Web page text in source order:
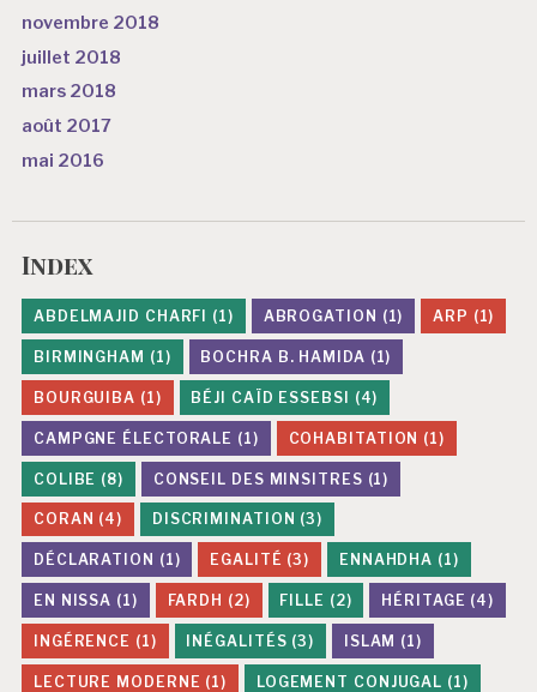
novembre 2018
juillet 2018
mars 2018
août 2017
mai 2016
Index
ABDELMAJID CHARFI (1) ABROGATION (1) ARP (1)
BIRMINGHAM (1) BOCHRA B. HAMIDA (1)
BOURGUIBA (1) BÉJI CAÏD ESSEBSI (4)
CAMPGNE ÉLECTORALE (1) COHABITATION (1)
COLIBE (8) CONSEIL DES MINSITRES (1)
CORAN (4) DISCRIMINATION (3)
DÉCLARATION (1) EGALITÉ (3) ENNAHDHA (1)
EN NISSA (1) FARDH (2) FILLE (2) HÉRITAGE (4)
INGÉRENCE (1) INÉGALITÉS (3) ISLAM (1)
LECTURE MODERNE (1) LOGEMENT CONJUGAL (1)